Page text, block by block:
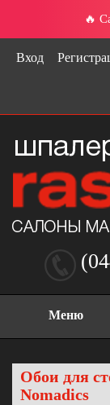
🔥
Вход
Меню
Обои для
Nomadics